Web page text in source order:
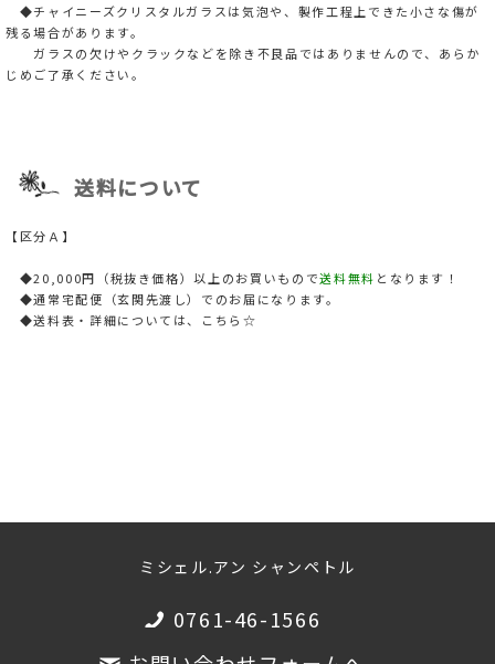
◆チャイニーズクリスタルガラスは気泡や、製作工程上できた小さな傷が
残る場合があります。
ガラスの欠けやクラックなどを除き不良品ではありませんので、あらか
じめご了承ください。
送料について
【区分Ａ】
◆20,000円（税抜き価格）以上のお買いもので送料無料 となります！
◆通常宅配便（玄関先渡し）でのお届になります。
◆送料表・詳細については、
こちら☆
ミシェル.アン シャンペトル
0761-46-1566